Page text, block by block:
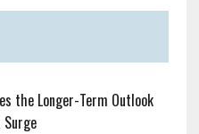
the Longer-Term Outlook